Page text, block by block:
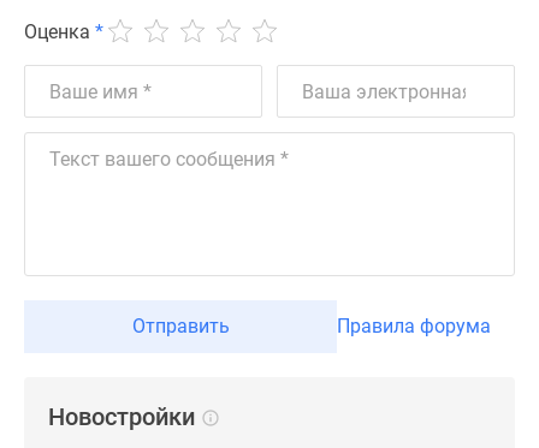
скидками
41%
Видео
застройщиком
Москве
Оценка *
Отправить Правила форума
Новостройки